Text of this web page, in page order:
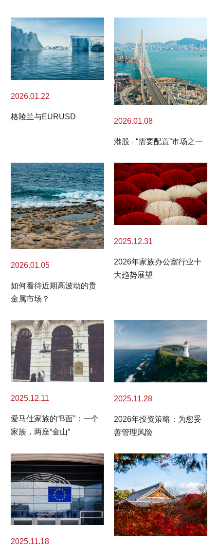
2026.01.22
格陵兰与EURUSD
2026.01.08
港股 - “需要配置”市场之一
2026.01.05
如何看待近期高波动的贵
金属市场？
2025.12.31
2026年家族办公室行业十
大趋势展望
2025.12.11
爱马仕家族的“B面”：一个
家族，两座“金山”
2025.11.28
2026年投资策略：为您妥
善管理风险
2025.11.18